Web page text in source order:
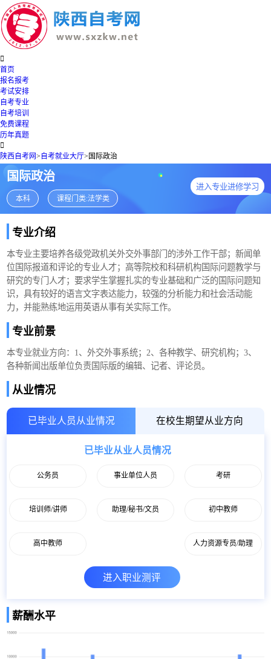

首页
报名报考
考试安排
自考专业
自考培训
免费课程
历年真题

陕西自考网> 自考就业大厅> 国际政治
国际政治
本科 课程门类:法学类
进入专业进修学习
专业介绍
本专业主要培养各级党政机关外交外事部门的涉外工作干部；新闻单
位国际报道和评论的专业人才；高等院校和科研机构国际问题教学与
研究的专门人才；要求学生掌握扎实的专业基础和广泛的国际问题知
识，具有较好的语言文字表达能力，较强的分析能力和社会活动能
力，并能熟练地运用英语从事有关实际工作。
专业前景
本专业就业方向：1、外交外事系统；2、各种教学、研究机构；3、
各种新闻出版单位负责国际版的编辑、记者、评论员。
从业情况
已毕业人员从业情况 在校生期望从业方向
已毕业从业人员情况
公务员 事业单位人员 考研
培训师/讲师 助理/秘书/文员 初中教师
高中教师 人力资源专员/助理
进入职业测评
薪酬水平